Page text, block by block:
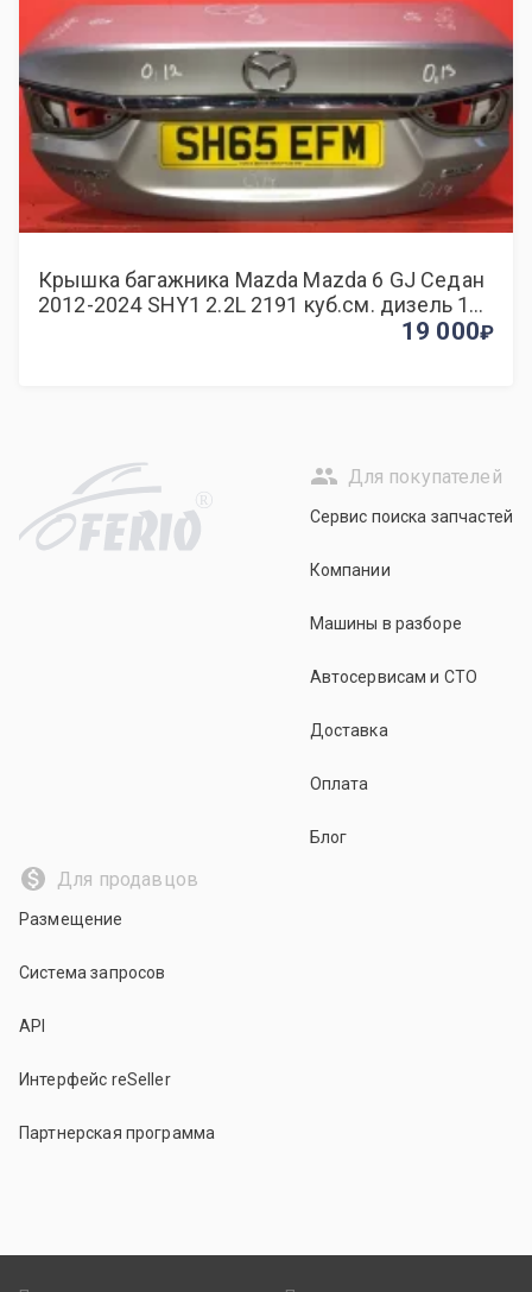
Крышка багажника Mazda Mazda 6 GJ Седан
2012-2024 SHY1 2.2L 2191 куб.см. дизель 110
19 000
R
Для покупателей
Сервис поиска запчастей
Компании
Машины в разборе
Автосервисам и СТО
Доставка
Оплата
Блог
Для продавцов
Размещение
Система запросов
API
Интерфейс reSeller
Партнерская программа